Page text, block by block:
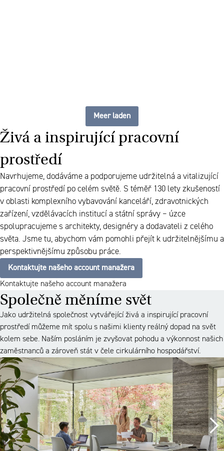
Meer laden
Živá a inspirující pracovní
prostředí
Navrhujeme, dodáváme a podporujeme udržitelná a vitalizující
pracovní prostředí po celém světě. S téměř 130 lety zkušeností
v oblasti komplexního vybavování kanceláří, zdravotnických
zařízení, vzdělávacích institucí a státní správy – úzce
spolupracujeme s architekty, designéry a dodavateli z celého
světa. Jsme tu, abychom vám pomohli přejít k udržitelnějšímu a
perspektivnějšímu způsobu práce.
Kontaktujte našeho account manažera
Kontaktujte našeho account manažera
Společně měníme svět
Jako udržitelná společnost vytvářející živá a inspirující pracovní
prostředí můžeme mít spolu s našimi klienty reálný dopad na svět
kolem sebe. Naším posláním je zvyšovat pohodu a výkonnost našich
zaměstnanců a zároveň stát v čele cirkulárního hospodářství.